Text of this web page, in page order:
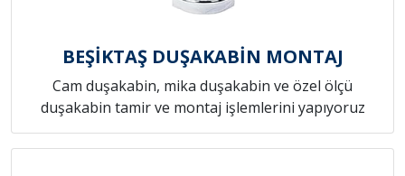
BEŞİKTAŞ DUŞAKABİN MONTAJ
Cam duşakabin, mika duşakabin ve özel ölçü
duşakabin tamir ve montaj işlemlerini yapıyoruz